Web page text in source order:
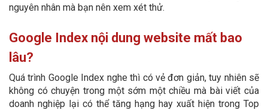
nguyên nhân mà bạn nên xem xét thử.
Google Index nội dung website mất bao
lâu?
Quá trình Google Index nghe thì có vẻ đơn giản, tuy nhiên sẽ
không có chuyện trong một sớm một chiều mà bài viết của
doanh nghiệp lại có thể tăng hạng hay xuất hiện trong Top